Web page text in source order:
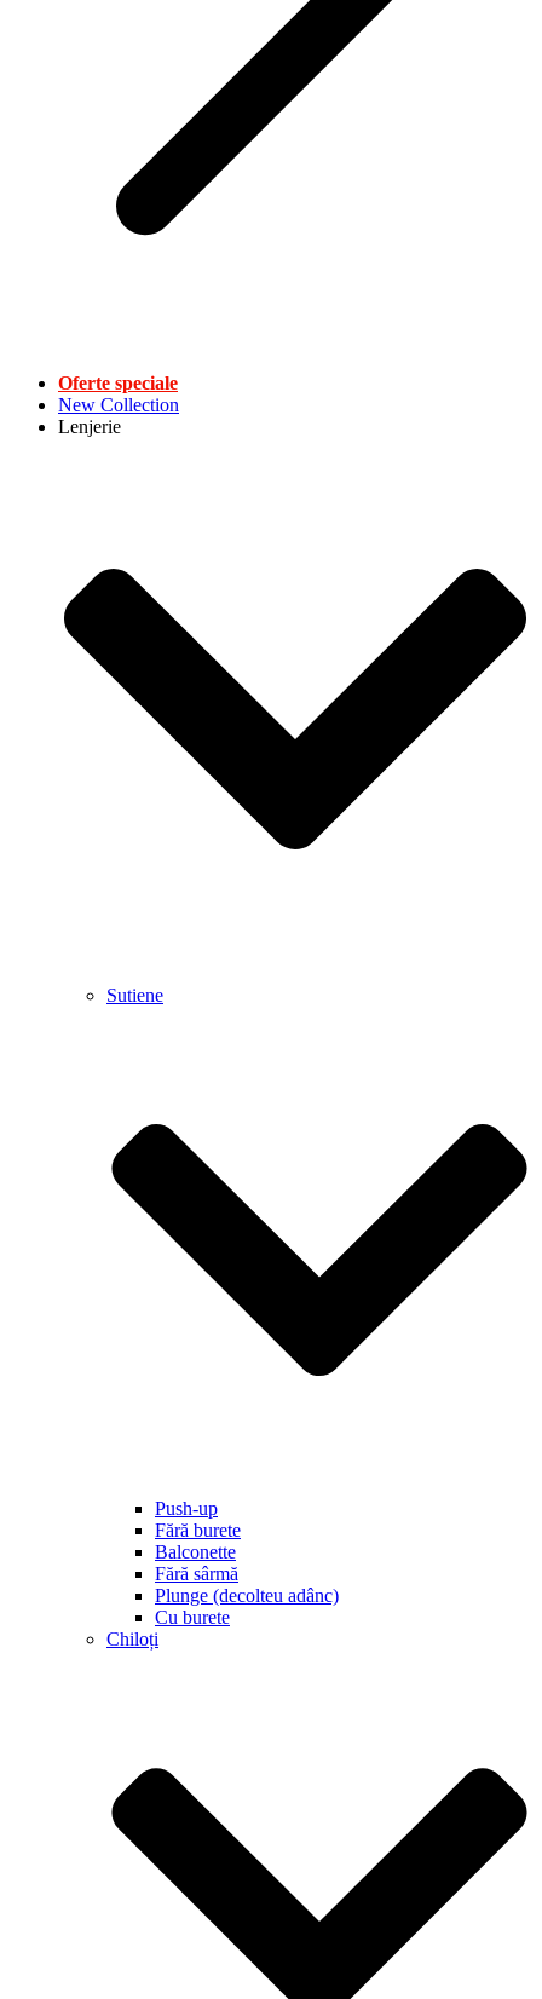
Oferte speciale
New Collection
Lenjerie
Sutiene
Push-up
Fără burete
Balconette
Fără sârmă
Plunge (decolteu adânc)
Cu burete
Chiloți